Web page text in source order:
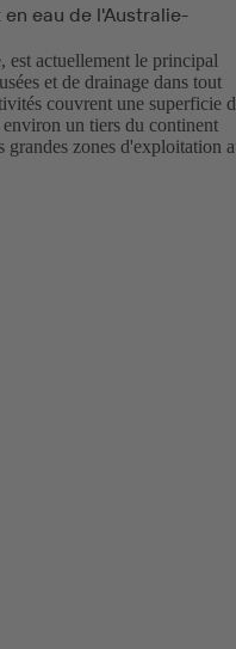
eau de l'Australie-
actuellement le principal
et de drainage dans tout
couvrent une superficie
un tiers du continent
grandes zones d'exploitation